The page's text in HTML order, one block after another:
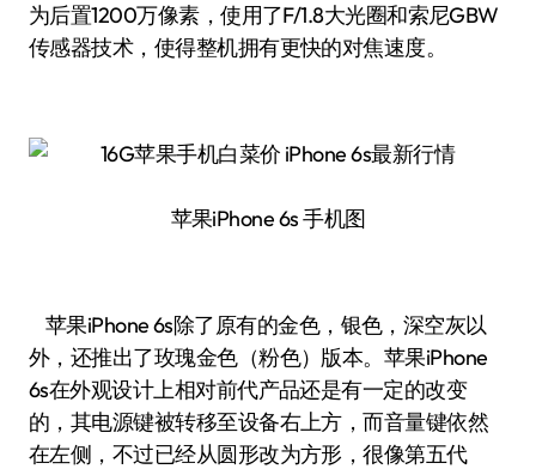
为后置1200万像素，使用了F/1.8大光圈和索尼GBW
传感器技术，使得整机拥有更快的对焦速度。
苹果iPhone 6s 手机图
苹果iPhone 6s除了原有的金色，银色，深空灰以
外，还推出了玫瑰金色（粉色）版本。苹果iPhone
6s在外观设计上相对前代产品还是有一定的改变
的，其电源键被转移至设备右上方，而音量键依然
在左侧，不过已经从圆形改为方形，很像第五代